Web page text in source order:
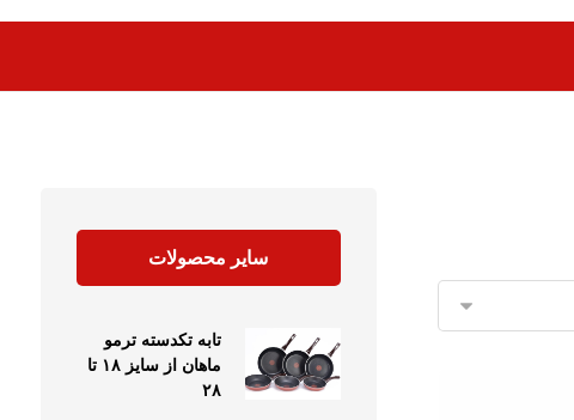
سایر محصولات
تابه تکدسته ترمو
ماهان از سایز ۱۸ تا
۲۸